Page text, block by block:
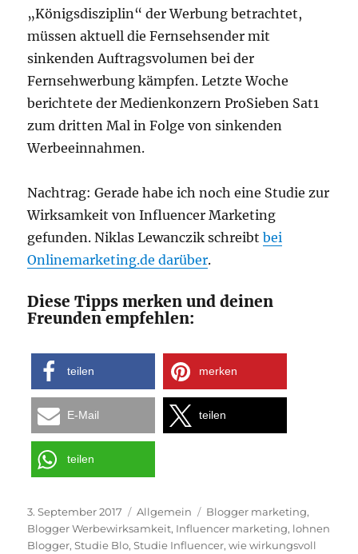
„Königsdisziplin“ der Werbung betrachtet,
müssen aktuell die Fernsehsender mit
sinkenden Auftragsvolumen bei der
Fernsehwerbung kämpfen. Letzte Woche
berichtete der Medienkonzern ProSieben Sat1
zum dritten Mal in Folge von sinkenden
Werbeeinnahmen.
Nachtrag: Gerade habe ich noch eine Studie zur
Wirksamkeit von Influencer Marketing
gefunden. Niklas Lewanczik schreibtbei
Onlinemarketing.de darüber.
Diese Tipps merken und deinen
Freunden empfehlen:
teilen merken
E-Mail teilen
teilen
Veröffentlicht
am
3. September 2017 Kategorien
Allgemein Schlagwörter
Blogger marketing,
Blogger Werbewirksamkeit, Influencer marketing, lohnen
Blogger,Studie Blo,Studie Influencer,wie wirkungsvoll